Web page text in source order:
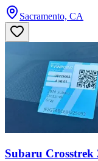
Sacramento, CA
Subaru